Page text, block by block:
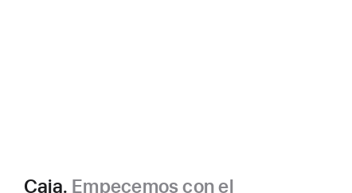
Caja. Empecemos con el